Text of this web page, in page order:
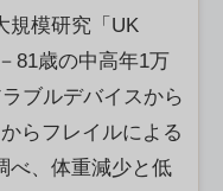
規模研究「UK
81歳の中高年1万
ブルデバイスから
らフレイルによる
べ、体重減少と低